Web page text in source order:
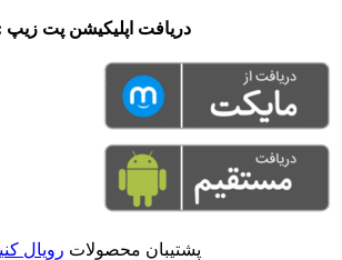
دریافت اپلیکیشن پت زیپ
پشتیبان محصولات رویال